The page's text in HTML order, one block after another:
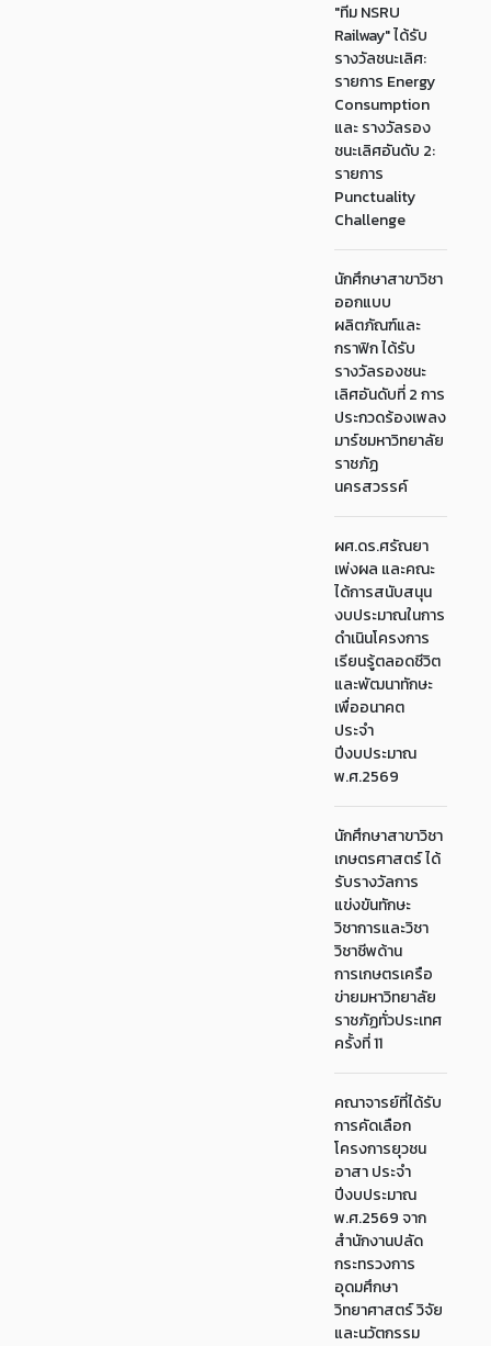
"ทีม NSRU
Railway" ได้รับ
รางวัลชนะเลิศ:
รายการ Energy
Consumption
และ รางวัลรอง
ชนะเลิศอันดับ 2:
รายการ
Punctuality
Challenge
นักศึกษาสาขาวิชา
ออกแบบ
ผลิตภัณฑ์และ
กราฟิก ได้รับ
รางวัลรองชนะ
เลิศอันดับที่ 2 การ
ประกวดร้องเพลง
มาร์ชมหาวิทยาลัย
ราชภัฏ
นครสวรรค์
ผศ.ดร.ศรัณยา
เพ่งผล และคณะ
ได้การสนับสนุน
งบประมาณในการ
ดำเนินโครงการ
เรียนรู้ตลอดชีวิต
และพัฒนาทักษะ
เพื่ออนาคต
ประจำ
ปีงบประมาณ
พ.ศ.2569
นักศึกษาสาขาวิชา
เกษตรศาสตร์ ได้
รับรางวัลการ
แข่งขันทักษะ
วิชาการและวิชา
วิชาชีพด้าน
การเกษตรเครือ
ข่ายมหาวิทยาลัย
ราชภัฏทั่วประเทศ
ครั้งที่ 11
คณาจารย์ที่ได้รับ
การคัดเลือก
โครงการยุวชน
อาสา ประจำ
ปีงบประมาณ
พ.ศ.2569 จาก
สำนักงานปลัด
กระทรวงการ
อุดมศึกษา
วิทยาศาสตร์ วิจัย
และนวัตกรรม